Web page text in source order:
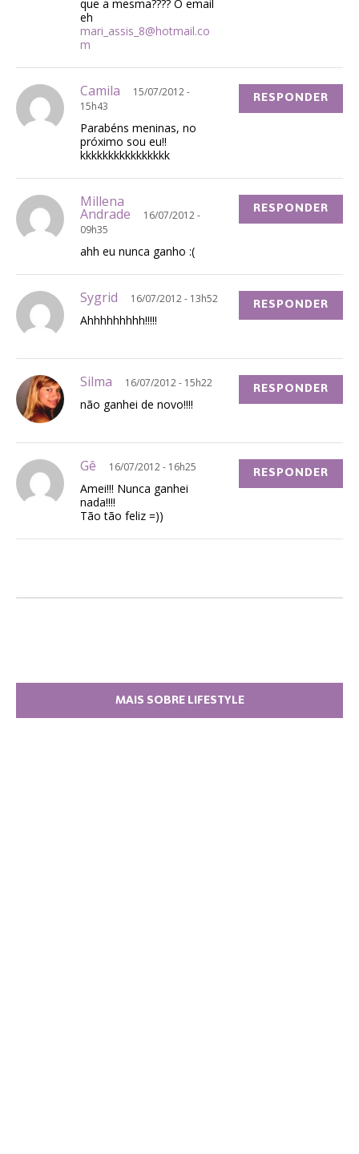
que a mesma???? O email
eh
mari_assis_8@hotmail.co
m
Camila
15/07/2012 -
15h43
Parabéns meninas, no
próximo sou eu!!
kkkkkkkkkkkkkkkk
RESPONDER
Millena
Andrade
16/07/2012 -
09h35
ahh eu nunca ganho :(
RESPONDER
Sygrid 16/07/2012 - 13h52
Ahhhhhhhhh!!!!!
RESPONDER
Silma 16/07/2012 - 15h22
não ganhei de novo!!!!
RESPONDER
Gê 16/07/2012 - 16h25
Amei!!! Nunca ganhei
nada!!!!
Tão tão feliz =))
RESPONDER
MAIS SOBRE LIFESTYLE